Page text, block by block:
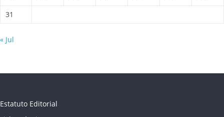
31
« Jul
Estatuto Editorial